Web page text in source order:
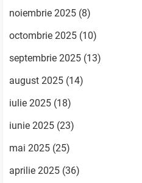
noiembrie 2025 (8)
octombrie 2025 (10)
septembrie 2025 (13)
august 2025 (14)
iulie 2025 (18)
iunie 2025 (23)
mai 2025 (25)
aprilie 2025 (36)